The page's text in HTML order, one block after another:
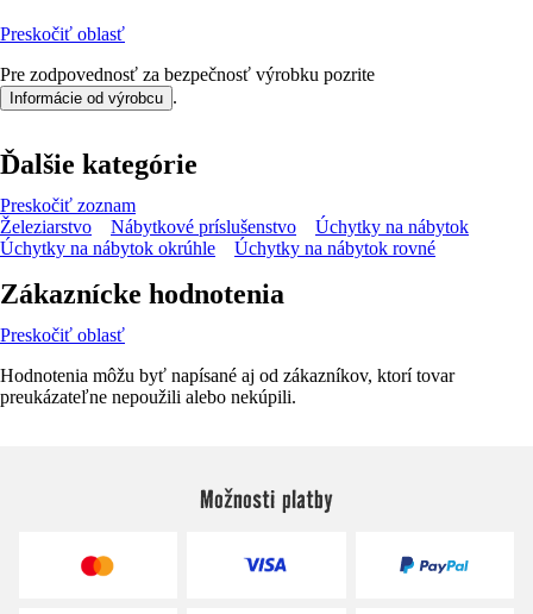
Preskočiť oblasť
Pre zodpovednosť za bezpečnosť výrobku pozrite
Informácie od výrobcu .
Ďalšie kategórie
Preskočiť zoznam
Železiarstvo
Nábytkové príslušenstvo
Úchytky na nábytok
Úchytky na nábytok okrúhle
Úchytky na nábytok rovné
Zákaznícke hodnotenia
Preskočiť oblasť
Hodnotenia môžu byť napísané aj od zákazníkov, ktorí tovar
preukázateľne nepoužili alebo nekúpili.
Možnosti platby